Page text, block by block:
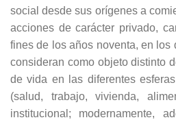
social desde sus orígenes a
acciones de carácter privado,
fines de los años noventa, en
consideran como objeto distinto
de vida en las diferentes
(salud, trabajo, vivienda,
institucional; modernamente,